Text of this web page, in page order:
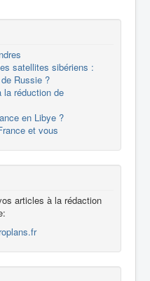
satellites sibériens :
Russie ?
la réduction de
en Libye ?
et vous
articles à la rédaction